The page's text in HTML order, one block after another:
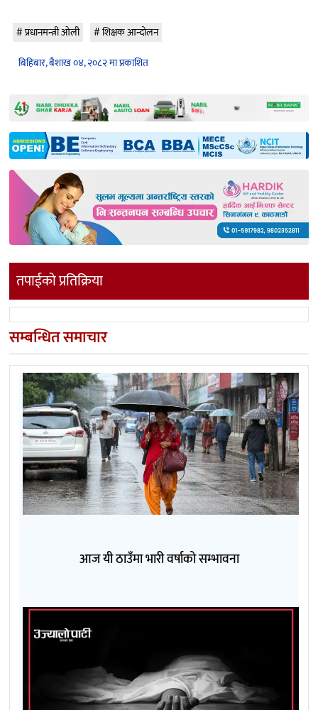
प्रधानमन्त्री ओली
शिक्षक आन्दोलन
बिहिबार, बैशाख ०४, २०८२ मा प्रकाशित
तपाईको प्रतिक्रिया
सम्बन्धित समाचार
आज यी ठाउँमा भारी वर्षाको सम्भावना